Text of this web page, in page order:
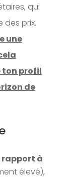
qui
prix.
une
ton profil
de
rapport à
élevé),